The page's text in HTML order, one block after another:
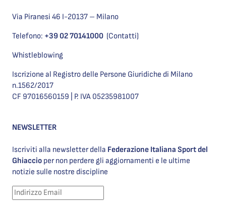
Via Piranesi 46 I-20137 – Milano
Telefono: +39 02 70141000 (Contatti)
Whistleblowing
Iscrizione al Registro delle Persone Giuridiche di Milano
n.1562/2017
CF 97016560159 | P. IVA 05235981007
NEWSLETTER
Iscriviti alla newsletter della Federazione Italiana Sport del
Ghiaccio per non perdere gli aggiornamenti e le ultime
notizie sulle nostre discipline